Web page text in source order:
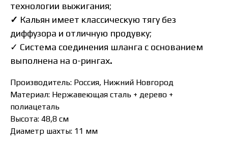
технологии выжигания;
✓ Кальян имеет классическую тягу без
диффузора и отличную продувку;
✓ Система соединения шланга с основанием
выполнена на о-рингах.
Производитель: Россия, Нижний Новгород
Материал: Нержавеющая сталь + дерево +
полиацеталь
Высота: 48,8 см
Диаметр шахты: 11 мм